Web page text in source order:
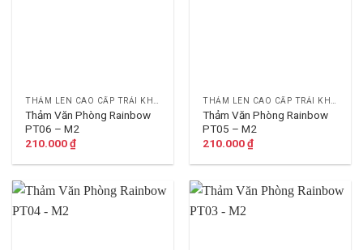
Thảm Văn Phòng Rainbow
PT06 – M2
210.000₫
Thảm Văn Phòng Rainbow
PT05 – M2
210.000₫